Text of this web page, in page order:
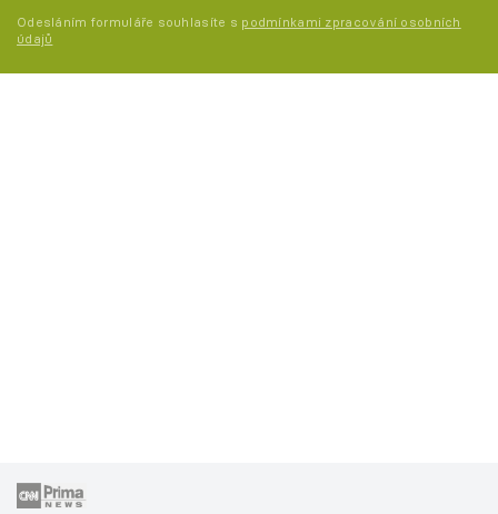
Odesláním formuláře souhlasíte s podmínkami zpracování osobních
údajů